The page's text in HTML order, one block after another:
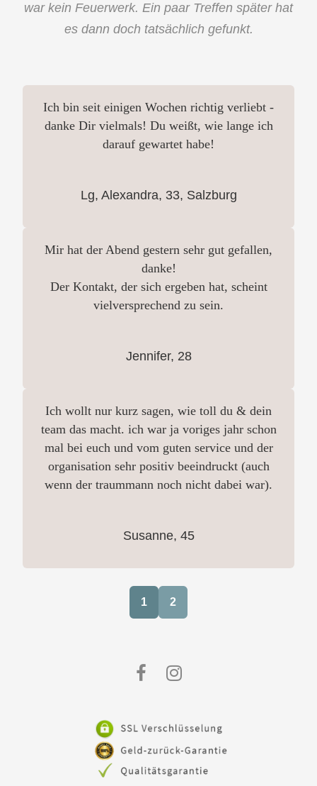
war kein Feuerwerk. Ein paar Treffen später hat
es dann doch tatsächlich gefunkt.
Ich bin seit einigen Wochen richtig verliebt -
danke Dir vielmals! Du weißt, wie lange ich
darauf gewartet habe!
Lg, Alexandra, 33, Salzburg
Mir hat der Abend gestern sehr gut gefallen,
danke!
Der Kontakt, der sich ergeben hat, scheint
vielversprechend zu sein.
Jennifer, 28
Ich wollt nur kurz sagen, wie toll du & dein
team das macht. ich war ja voriges jahr schon
mal bei euch und vom guten service und der
organisation sehr positiv beeindruckt (auch
wenn der traummann noch nicht dabei war).
Susanne, 45
1 2